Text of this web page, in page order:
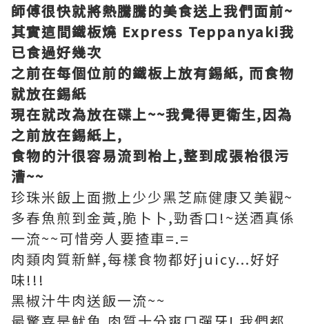
師傅很快就將熱騰騰的美食送上我們面前~
其實這間鐵板燒 Express Teppanyaki我
已食過好幾次
之前在每個位前的鐵板上放有錫紙, 而食物
就放在錫紙
現在就改為放在碟上~~我覺得更衛生,因為
之前放在錫紙上,
食物的汁很容易流到枱上,整到成張枱很污
漕~~
珍珠米飯上面撒上少少黑芝麻健康又美觀~
多春魚煎到金黃,脆卜卜,勁香口!~送酒真係
一流~~可惜旁人要揸車=.=
肉類肉質新鮮,每樣食物都好juicy...好好
味!!!
黑椒汁牛肉送飯一流~~